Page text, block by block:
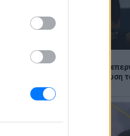
ΕΙΔΗΣΕΙΣ
Καύσιμα «φωτιά»: Η βενζίνη
2 ευρώ το λίτρο παρά την πτώση
αργού πετρελαίου διεθνώς